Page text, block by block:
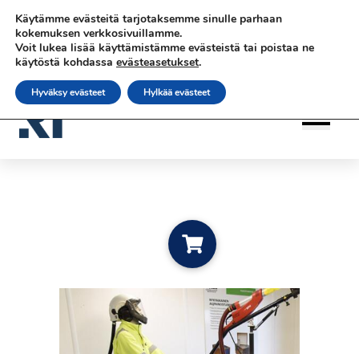
Ota yhteyttä | Tilaa uutiskirje
RATEKO Akatemia | Suomi
Add to cart
Käytämme evästeitä tarjotaksemme sinulle parhaan
kokemuksen verkkosivuillamme.
Voit lukea lisää käyttämistämme evästeistä tai poistaa ne
käytöstä kohdassa evästeasetukset.
Hyväksy evästeet Hylkää evästeet